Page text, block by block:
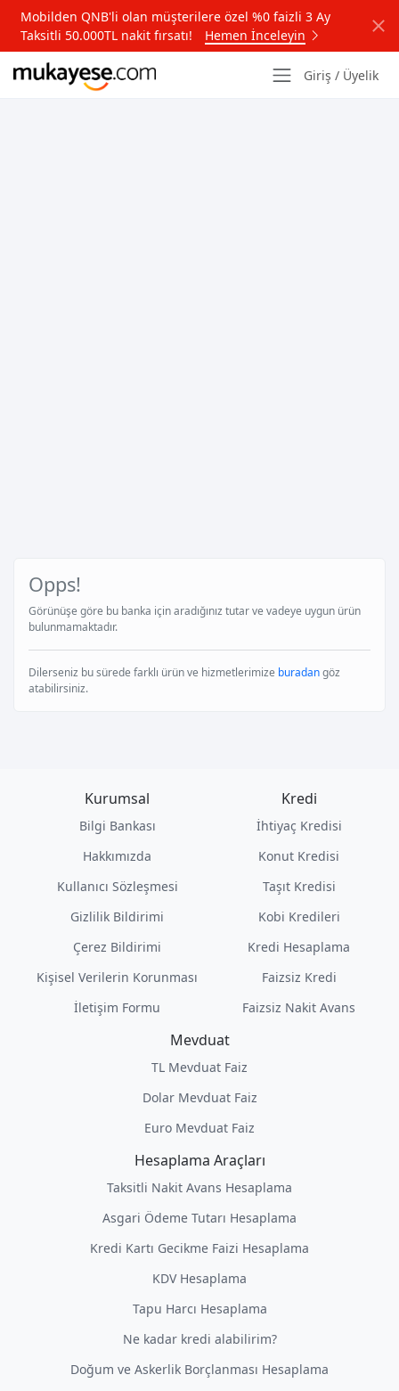
Mobilden QNB'li olan müşterilere özel %0 faizli 3 Ay
Taksitli 50.000TL nakit fırsatı!
Hemen İnceleyin
Giriş / Üyelik
Opps!
Görünüşe göre bu banka için aradığınız tutar ve vadeye uygun ürün
bulunmamaktadır.
Dilerseniz bu sürede farklı ürün ve hizmetlerimize buradangöz
atabilirsiniz.
Kurumsal
Bilgi Bankası
Hakkımızda
Kullanıcı Sözleşmesi
Gizlilik Bildirimi
Çerez Bildirimi
Kişisel Verilerin Korunması
İletişim Formu
Kredi
İhtiyaç Kredisi
Konut Kredisi
Taşıt Kredisi
Kobi Kredileri
Kredi Hesaplama
Faizsiz Kredi
Faizsiz Nakit Avans
Mevduat
TL Mevduat Faiz
Dolar Mevduat Faiz
Euro Mevduat Faiz
Hesaplama Araçları
Taksitli Nakit Avans Hesaplama
Asgari Ödeme Tutarı Hesaplama
Kredi Kartı Gecikme Faizi Hesaplama
KDV Hesaplama
Tapu Harcı Hesaplama
Ne kadar kredi alabilirim?
Doğum ve Askerlik Borçlanması Hesaplama